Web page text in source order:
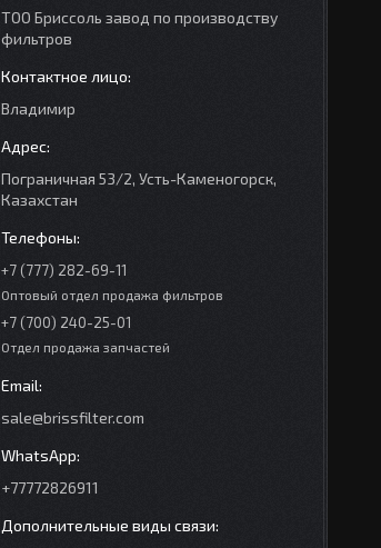
ТОО Бриссоль завод по производству
фильтров
Владимир
Пограничная 53/2, Усть-Каменогорск,
Казахстан
+7 (777) 282-69-11
Оптовый отдел продажа фильтров
+7 (700) 240-25-01
Отдел продажа запчастей
sale@brissfilter.com
+77772826911